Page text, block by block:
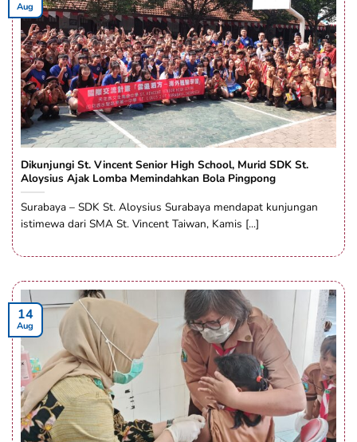
Dikunjungi St. Vincent Senior High School, Murid SDK St.
Aloysius Ajak Lomba Memindahkan Bola Pingpong
Surabaya – SDK St. Aloysius Surabaya mendapat kunjungan
istimewa dari SMA St. Vincent Taiwan, Kamis [...]
Aug
14
Aug